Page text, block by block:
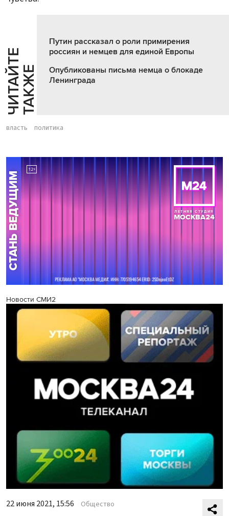
Ч
И
Т
АЙ
Т
Е
Т
А
К
ЖЕ
Путин рассказал о роли примирения
россиян и немцев для единой Европы
Опубликованы письма немца о блокаде
Ленинграда
власть политика
Новости СМИ2
22 июня 2021, 15:56 Общество